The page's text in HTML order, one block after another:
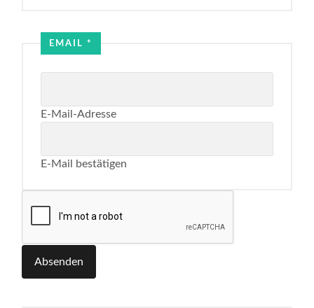
EMAIL*
E-Mail-Adresse
E-Mail bestätigen
Absenden